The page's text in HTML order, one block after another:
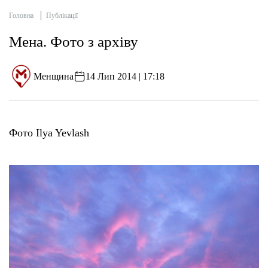
Головна Публікації
Мена. Фото з архіву
Менщина 14 Лип 2014 | 17:18
Фото Ilya Yevlash